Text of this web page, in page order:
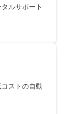
ルサポート
ストの自動